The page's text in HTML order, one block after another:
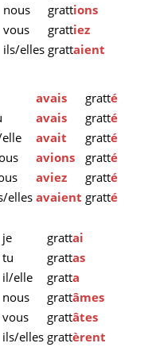
nous
grattions
vous
grattiez
ils/elles grattaient
avais gratté
avais gratté
avait gratté
avions gratté
aviez gratté
elles avaient gratté
je
grattai
tu
grattas
il/elle
gratta
nous
grattâmes
vous
grattâtes
ils/elles grattèrent